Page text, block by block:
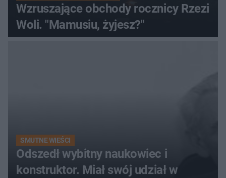
Wzruszające obchody rocznicy Rzezi
Woli. "Mamusiu, żyjesz?"
SMUTNE WIEŚCI
Odszedł wybitny naukowiec i
konstruktor. Miał swój udział w